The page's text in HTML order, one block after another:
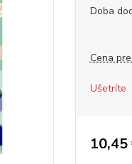
Doba
Cena
Ušetríte
10,45